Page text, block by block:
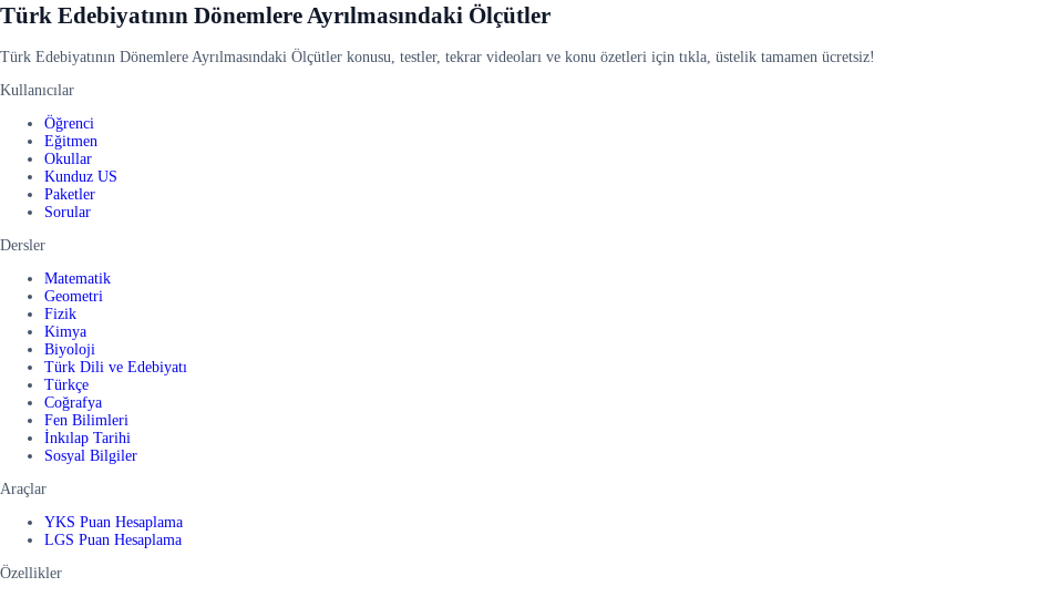
Türk Edebiyatının Dönemlere Ayrılmasındaki Ölçütler
Türk Edebiyatının Dönemlere Ayrılmasındaki Ölçütler konusu, testler, tekrar videoları ve konu özetleri için tıkla, üstelik tamamen ücretsiz!
Kullanıcılar
Öğrenci
Eğitmen
Okullar
Kunduz US
Paketler
Sorular
Dersler
Matematik
Geometri
Fizik
Kimya
Biyoloji
Türk Dili ve Edebiyatı
Türkçe
Coğrafya
Fen Bilimleri
İnkılap Tarihi
Sosyal Bilgiler
Araçlar
YKS Puan Hesaplama
LGS Puan Hesaplama
Özellikler